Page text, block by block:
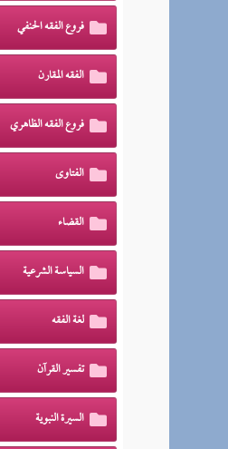
فروع الفقه الحنفي
الفقه المقارن
فروع الفقه الظاهري
الفتاوى
القضاء
السياسة الشرعية
لغة الفقه
تفسير القرآن
السيرة النبوية